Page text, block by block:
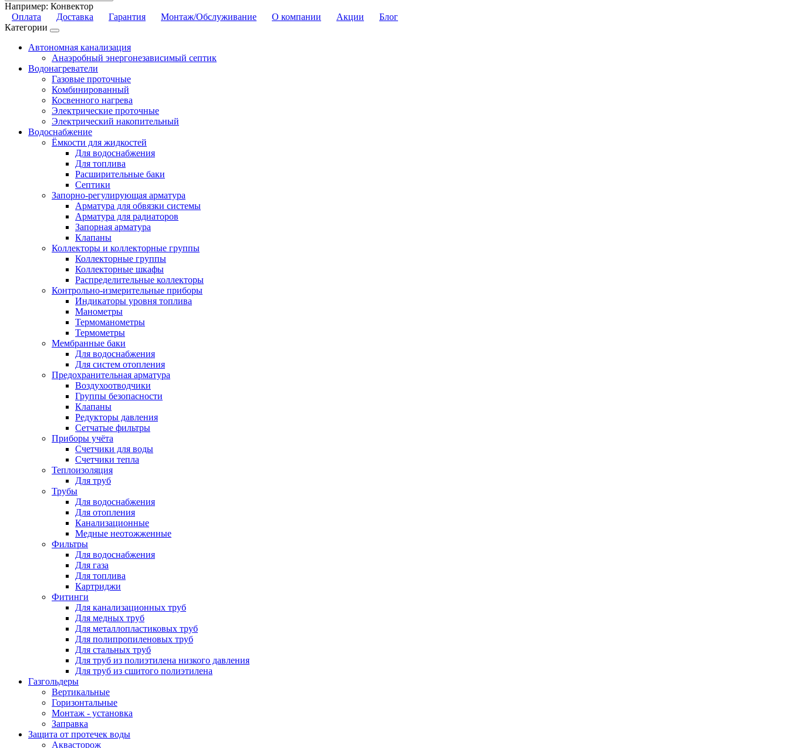
Например: Конвектор
Оплата
Доставка Гарантия Монтаж/Обслуживание О компании Акции
Блог
Категории
Автономная канализация
Анаэробный энергонезависимый септик
Водонагреватели
Газовые проточные
Комбинированный
Косвенного нагрева
Электрические проточные
Электрический накопительный
Водоснабжение
Ёмкости для жидкостей
Для водоснабжения
Для топлива
Расширительные баки
Септики
Запорно-регулирующая арматура
Арматура для обвязки системы
Арматура для радиаторов
Запорная арматура
Клапаны
Коллекторы и коллекторные группы
Коллекторные группы
Коллекторные шкафы
Распределительные коллекторы
Контрольно-измерительные приборы
Индикаторы уровня топлива
Манометры
Термоманометры
Термометры
Мембранные баки
Для водоснабжения
Для систем отопления
Предохранительная арматура
Воздухоотводчики
Группы безопасности
Клапаны
Редукторы давления
Сетчатые фильтры
Приборы учёта
Счетчики для воды
Счетчики тепла
Теплоизоляция
Для труб
Трубы
Для водоснабжения
Для отопления
Канализационные
Медные неотожженные
Фильтры
Для водоснабжения
Для газа
Для топлива
Картриджи
Фитинги
Для канализационных труб
Для медных труб
Для металлопластиковых труб
Для полипропиленовых труб
Для стальных труб
Для труб из полиэтилена низкого давления
Для труб из сшитого полиэтилена
Газгольдеры
Вертикальные
Горизонтальные
Монтаж - установка
Заправка
Защита от протечек воды
Аквасторож